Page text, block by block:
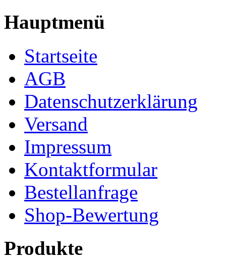
Hauptmenü
Startseite
AGB
Datenschutzerklärung
Versand
Impressum
Kontaktformular
Bestellanfrage
Shop-Bewertung
Produkte